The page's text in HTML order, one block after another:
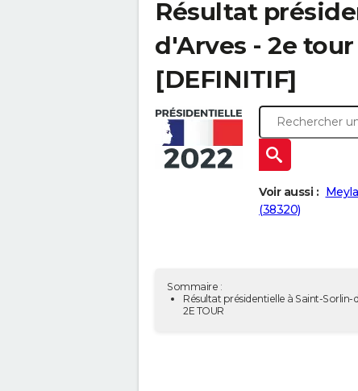
Résultat
d'Arves - 2e
[DEFINITIF]
Voir aussi :
(38320)
Sommaire :
Résultat présidentielle à Saint-Sorlin-
2E TOUR